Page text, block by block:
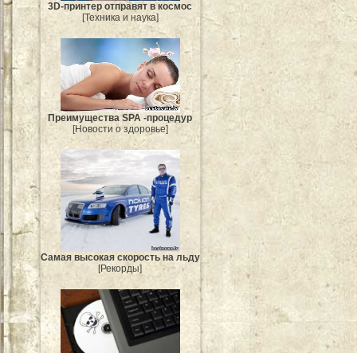
3D-принтер отправят в космос
[Техника и наука]
Преимущества SPA -процедур
[Новости о здоровье]
Самая высокая скорость на льду
[Рекорды]